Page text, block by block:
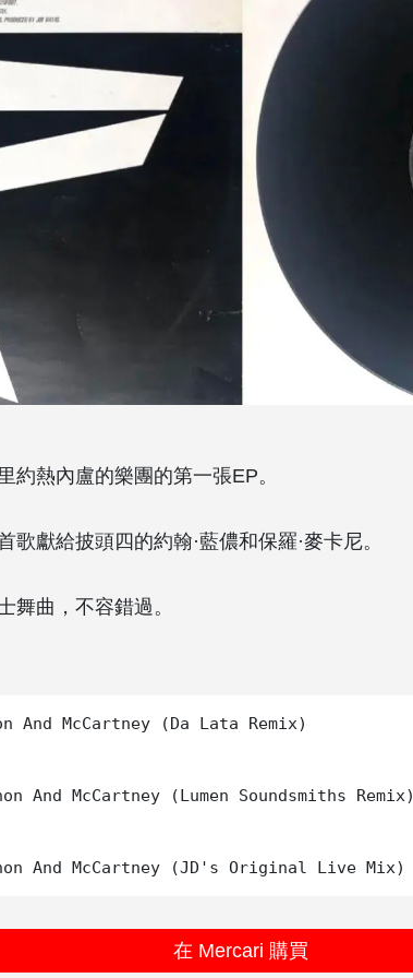
約熱內盧的樂團的第一張EP。
歌獻給披頭四的約翰·藍儂和保羅·麥卡尼。
舞曲，不容錯過。
And McCartney (Da Lata Remix)
And McCartney (Lumen Soundsmiths Remix)
在 Mercari 購買